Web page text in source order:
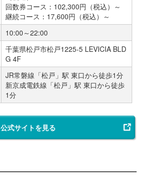
回数券コース：102,300円（税込）～
継続コース：17,600円（税込）～
10:00～22:00
千葉県松戸市松戸1225-5 LEVICIA BLD
G 4F
JR常磐線「松戸」駅 東口から徒歩1分
新京成電鉄線「松戸」駅 東口から徒歩
1分
公式サイトを見る